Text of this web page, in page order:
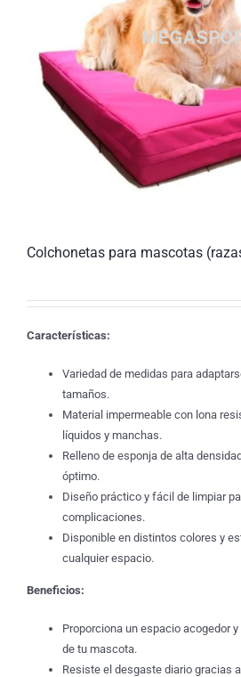
Colchonetas para mascotas
Características:
Variedad de medidas para
tamaños.
Material impermeable con lona
líquidos y manchas.
Relleno de esponja de alta
óptimo.
Diseño práctico y fácil de limpiar
complicaciones.
Disponible en distintos colores y
cualquier espacio.
Beneficios:
Proporciona un espacio acogedor
de tu mascota.
Resiste el desgaste diario gracias